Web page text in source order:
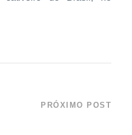
PRÓXIMO POST